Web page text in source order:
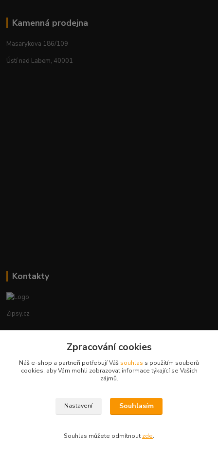
Kamenná prodejna
Masarykova 186/109
Ústí nad Labem, 40001
Kontakty
Zipsy.cz
+420774877333
obchod@zipsy.cz
Zpracování cookies
Náš e-shop a partneři potřebují Váš souhlas s použitím souborů
cookies, aby Vám mohli zobrazovat informace týkající se Vašich
zájmů.
Nastavení Souhlasím
Souhlas můžete odmítnout zde.